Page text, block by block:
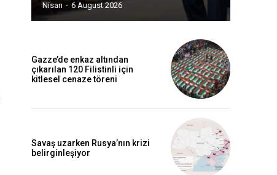
Nisan - 6 August 2026
Gazze’de enkaz altından
çıkarılan 120 Filistinli için
kitlesel cenaze töreni
Savaş uzarken Rusya’nın krizi
belirginleşiyor